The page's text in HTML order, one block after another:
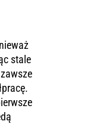
stale